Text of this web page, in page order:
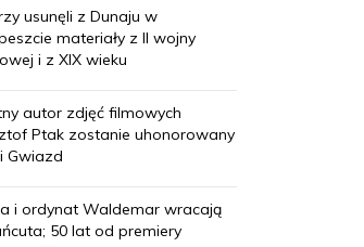
usunęli z Dunaju w
materiały z II wojny
i z XIX wieku
autor zdjęć filmowych
Ptak zostanie uhonorowany
Gwiazd
i ordynat Waldemar wracają
50 lat od premiery